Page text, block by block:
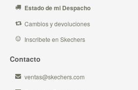
Estado de mi Despacho
Cambios y devoluciones
Inscribete en Skechers
Contacto
ventas@skechers.com